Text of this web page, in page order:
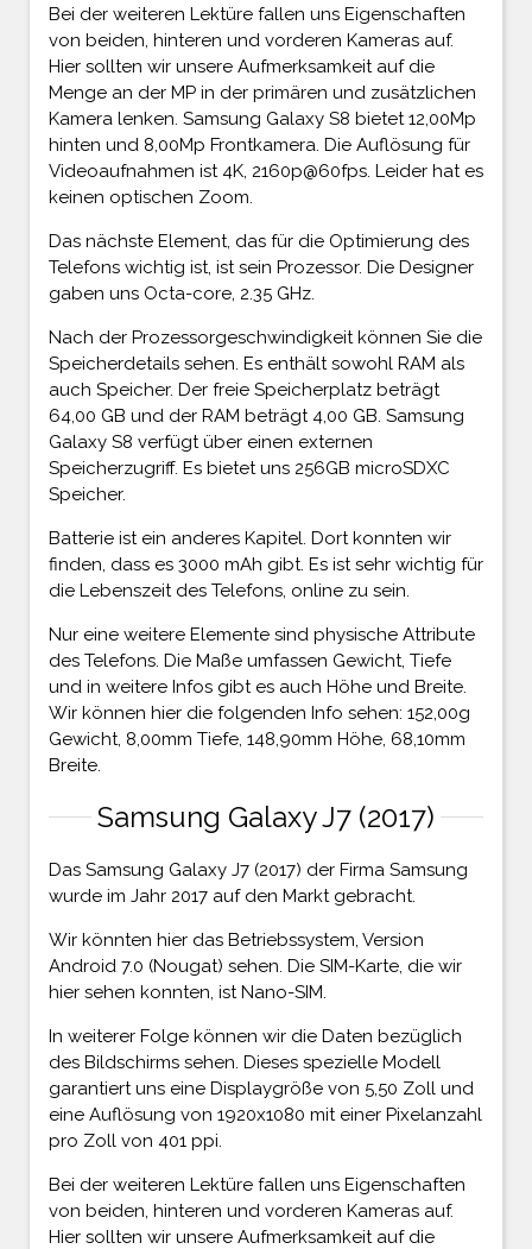
Bei der weiteren Lektüre fallen uns Eigenschaften
von beiden, hinteren und vorderen Kameras auf.
Hier sollten wir unsere Aufmerksamkeit auf die
Menge an der MP in der primären und zusätzlichen
Kamera lenken. Samsung Galaxy S8 bietet 12,00Mp
hinten und 8,00Mp Frontkamera. Die Auflösung für
Videoaufnahmen ist 4K, 2160p@60fps. Leider hat es
keinen optischen Zoom.
Das nächste Element, das für die Optimierung des
Telefons wichtig ist, ist sein Prozessor. Die Designer
gaben uns Octa-core, 2.35 GHz.
Nach der Prozessorgeschwindigkeit können Sie die
Speicherdetails sehen. Es enthält sowohl RAM als
auch Speicher. Der freie Speicherplatz beträgt
64,00 GB und der RAM beträgt 4,00 GB. Samsung
Galaxy S8 verfügt über einen externen
Speicherzugriff. Es bietet uns 256GB microSDXC
Speicher.
Batterie ist ein anderes Kapitel. Dort konnten wir
finden, dass es 3000 mAh gibt. Es ist sehr wichtig für
die Lebenszeit des Telefons, online zu sein.
Nur eine weitere Elemente sind physische Attribute
des Telefons. Die Maße umfassen Gewicht, Tiefe
und in weitere Infos gibt es auch Höhe und Breite.
Wir können hier die folgenden Info sehen: 152,00g
Gewicht, 8,00mm Tiefe, 148,90mm Höhe, 68,10mm
Breite.
Samsung Galaxy J7 (2017)
Das Samsung Galaxy J7 (2017) der Firma Samsung
wurde im Jahr 2017 auf den Markt gebracht.
Wir könnten hier das Betriebssystem, Version
Android 7.0 (Nougat) sehen. Die SIM-Karte, die wir
hier sehen konnten, ist Nano-SIM.
In weiterer Folge können wir die Daten bezüglich
des Bildschirms sehen. Dieses spezielle Modell
garantiert uns eine Displaygröße von 5,50 Zoll und
eine Auflösung von 1920x1080 mit einer Pixelanzahl
pro Zoll von 401 ppi.
Bei der weiteren Lektüre fallen uns Eigenschaften
von beiden, hinteren und vorderen Kameras auf.
Hier sollten wir unsere Aufmerksamkeit auf die